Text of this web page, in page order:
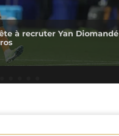
à recruter Yan Diomandé